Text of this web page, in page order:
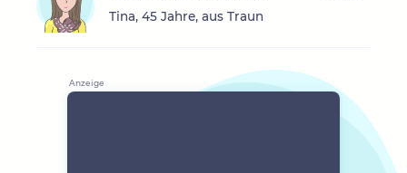
Tina, 45 Jahre, aus Traun